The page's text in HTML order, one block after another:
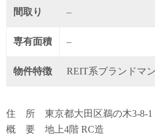
間取り –
専有面積 –
物件特徴 REIT系ブランドマ
住 所 東京都大田区鵜の木3-8-1
概 要 地上4階 RC造